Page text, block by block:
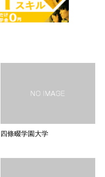
四條畷学園大学